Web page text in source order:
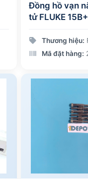
Đồng hồ vạn
tử FLUKE 15B+
Thương hiệu:
Mã đặt hàng: